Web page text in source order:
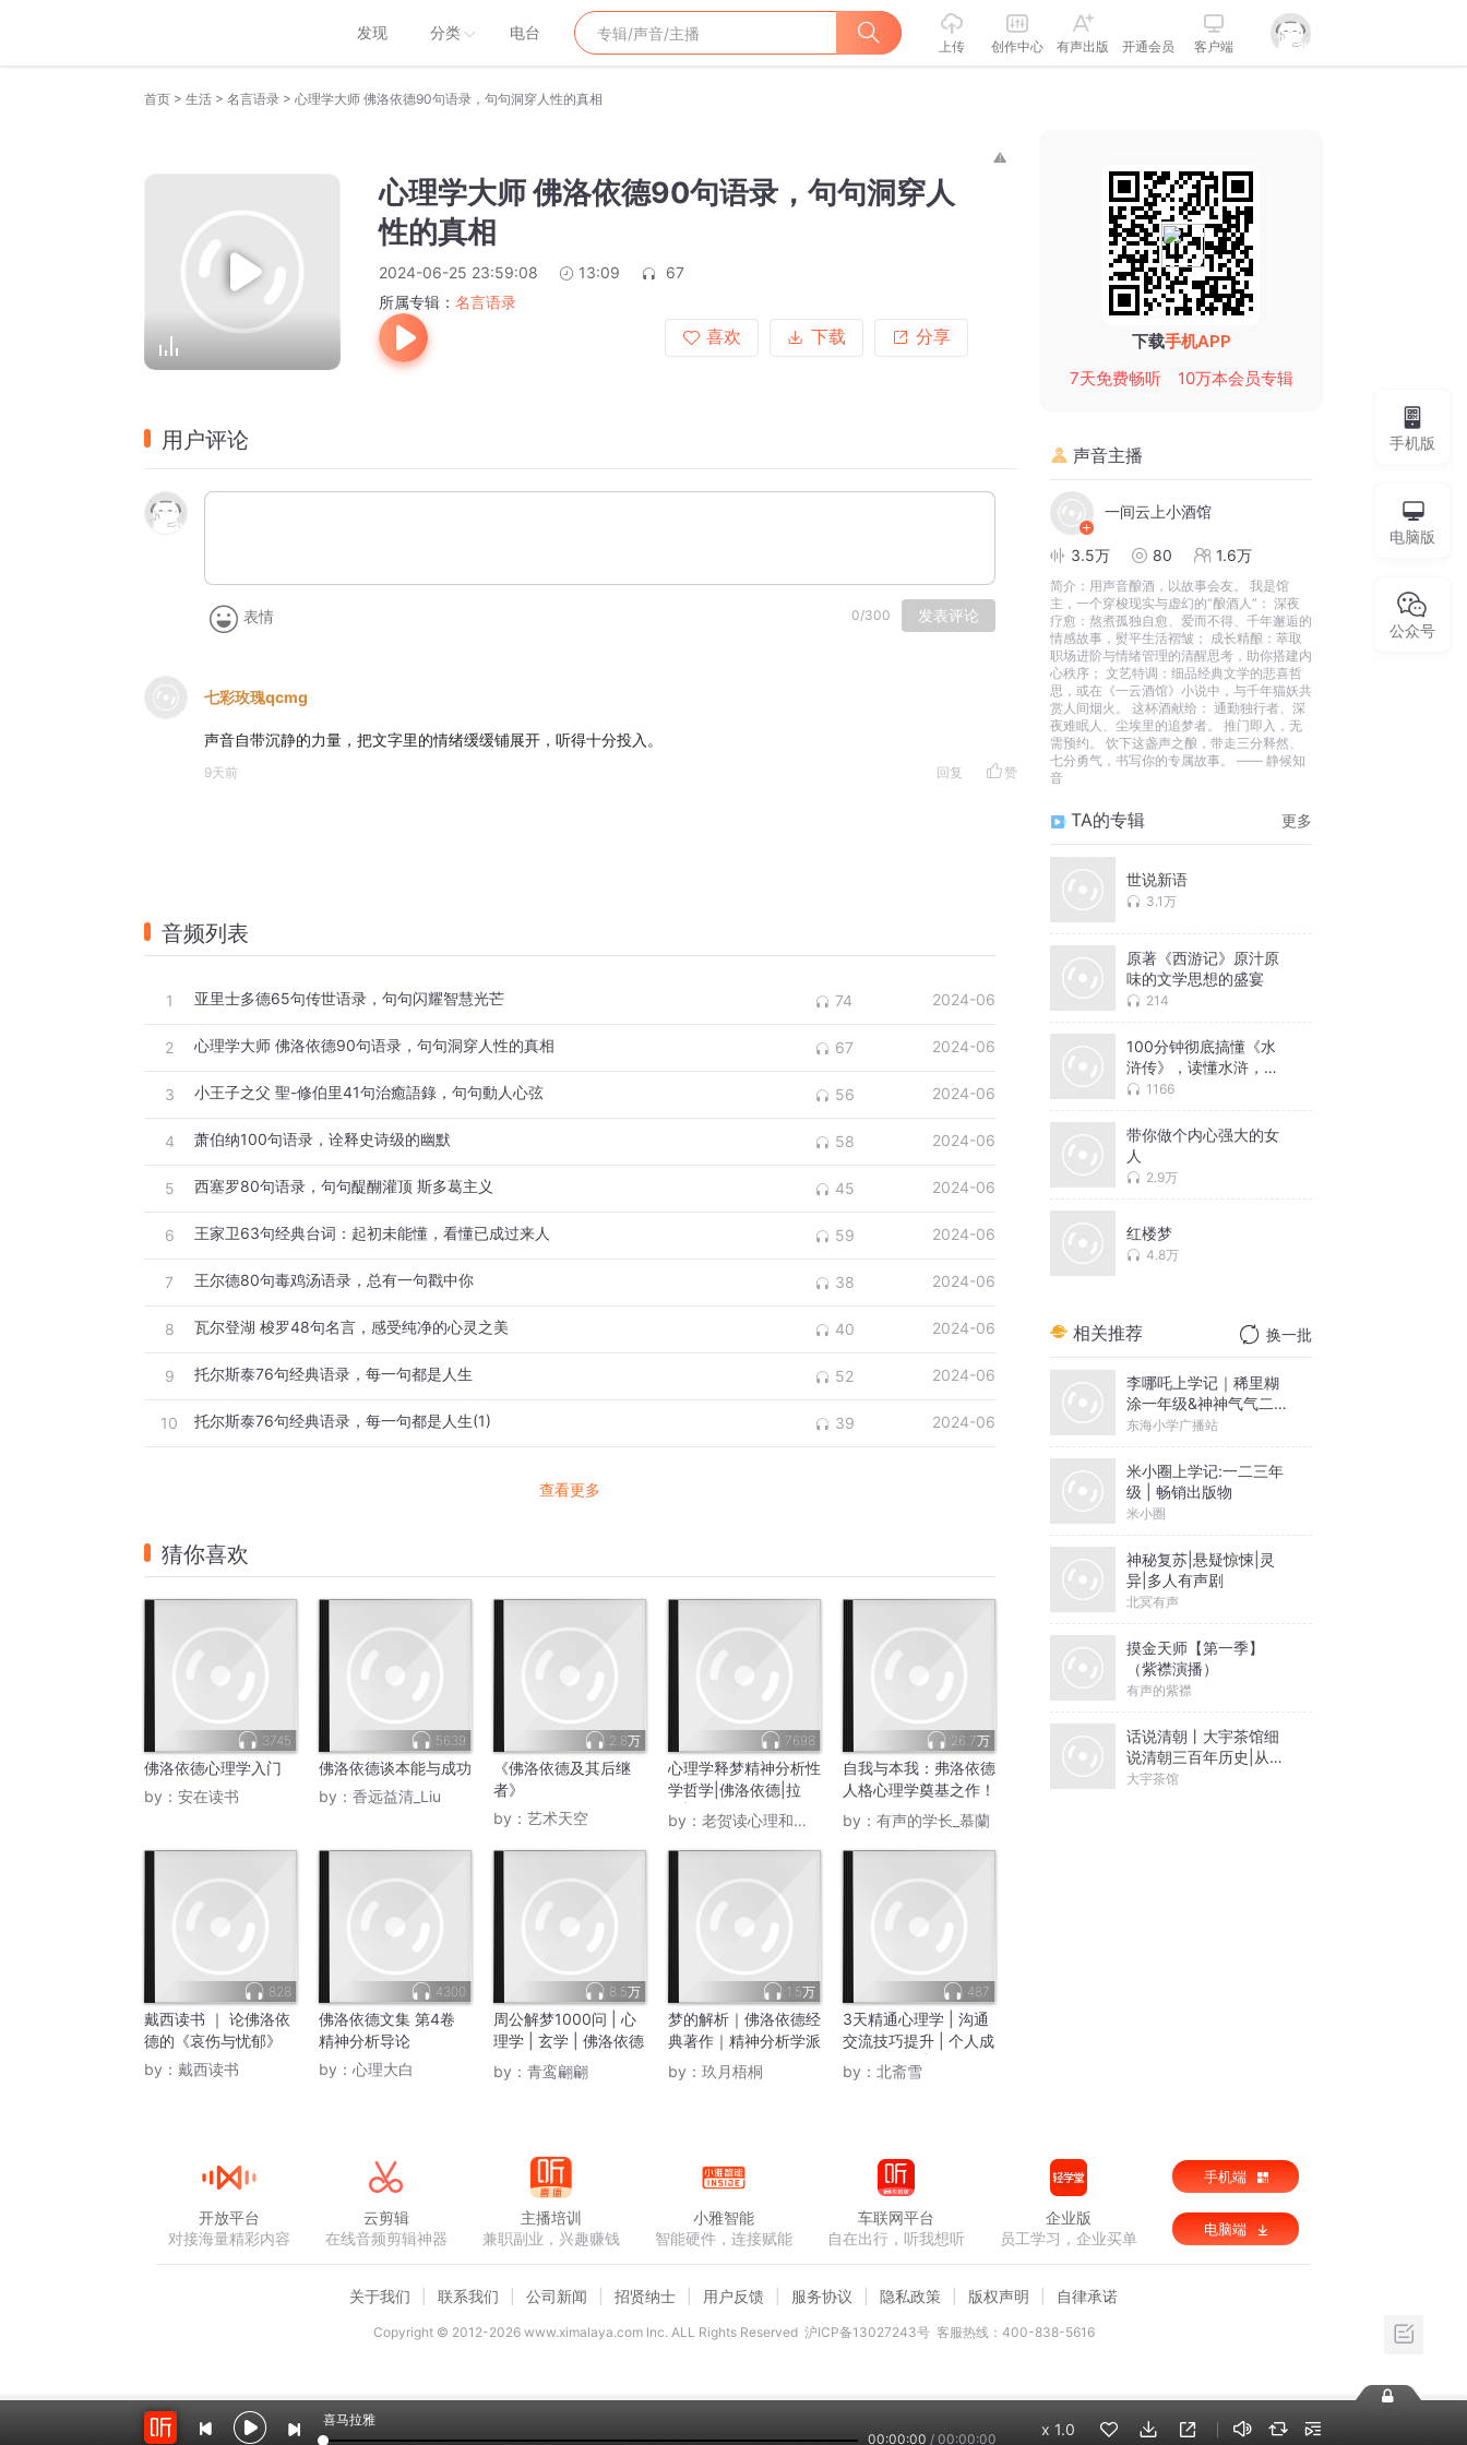
发现 分类 电台
上传 创作中心 有声出版 开通会员 客户端
首页 > 生活 > 名言语录 > 心理学大师 佛洛依德90句语录，句句洞穿人性的真相
心理学大师 佛洛依德90句语录，句句洞穿人
性的真相
2024-06-25 23:59:08 13:09
67
所属专辑： 名言语录
喜欢
下载 分享
用户评论
表情 0/300 发表评论
七彩玫瑰qcmg
声音自带沉静的力量，把文字里的情绪缓缓铺展开，听得十分投入。
9天前 回复 赞
音频列表
1 亚里士多德65句传世语录，句句闪耀智慧光芒 74 2024-06
2 心理学大师 佛洛依德90句语录，句句洞穿人性的真相 67 2024-06
3 小王子之父 聖-修伯里41句治癒語錄，句句動人心弦 56 2024-06
4 萧伯纳100句语录，诠释史诗级的幽默 58 2024-06
5 西塞罗80句语录，句句醍醐灌顶 斯多葛主义 45 2024-06
6 王家卫63句经典台词：起初未能懂，看懂已成过来人 59 2024-06
7 王尔德80句毒鸡汤语录，总有一句戳中你 38 2024-06
8 瓦尔登湖 梭罗48句名言，感受纯净的心灵之美 40 2024-06
9 托尔斯泰76句经典语录，每一句都是人生 52 2024-06
10 托尔斯泰76句经典语录，每一句都是人生(1) 39 2024-06
查看更多
猜你喜欢
3745
佛洛依德心理学入门
by： 安在读书
5639
佛洛依德谈本能与成功
by： 香远益清_Liu
2.8万
《佛洛依德及其后继
者》
by： 艺术天空
7698
心理学释梦精神分析性
学哲学|佛洛依德|拉
康|齐泽克
by： 老贺读心理和电影
26.7万
自我与本我：弗洛依德
人格心理学奠基之作！
心理学经典书目
by： 有声的学长_慕蘭
828
戴西读书 ｜ 论佛洛依
德的《哀伤与忧郁》
by： 戴西读书
4300
佛洛依德文集 第4卷
精神分析导论
by： 心理大白
8.5万
周公解梦1000问 | 心
理学 | 玄学 | 佛洛依德
《梦的解析》
by： 青鸾翩翩
1.5万
梦的解析｜佛洛依德经
典著作｜精神分析学派
奠基之作
by： 玖月梧桐
487
3天精通心理学 | 沟通
交流技巧提升 | 个人成
长职场晋升 | 佛洛依德
解梦
by： 北斋雪
下载手机APP
7天免费畅听
10万本会员专辑
声音主播
一间云上小酒馆
3.5万 80 1.6万
简介： 用声音酿酒，以故事会友。 我是馆
主，一个穿梭现实与虚幻的“酿酒人”： 深夜
疗愈：熬煮孤独自愈、爱而不得、千年邂逅的
情感故事，熨平生活褶皱； 成长精酿：萃取
职场进阶与情绪管理的清醒思考，助你搭建内
心秩序； 文艺特调：细品经典文学的悲喜哲
思，或在《一云酒馆》小说中，与千年猫妖共
赏人间烟火。 这杯酒献给： 通勤独行者、深
夜难眠人、尘埃里的追梦者。 推门即入，无
需预约。 饮下这盏声之酿，带走三分释然、
七分勇气，书写你的专属故事。 —— 静候知
音
TA的专辑 更多
世说新语
3.1万
原著《西游记》原汁原
味的文学思想的盛宴
214
100分钟彻底搞懂《水
浒传》，读懂水浒，读
懂中国
1166
带你做个内心强大的女
人
2.9万
红楼梦
4.8万
相关推荐 换一批
李哪吒上学记｜稀里糊
涂一年级&神神气气二年
级
东海小学广播站
米小圈上学记:一二三年
级 | 畅销出版物
米小圈
神秘复苏|悬疑惊悚|灵
异|多人有声剧
北冥有声
摸金天师【第一季】
（紫襟演播）
有声的紫襟
话说清朝丨大宇茶馆细
说清朝三百年历史|从努
尔哈赤到末代皇帝溥仪|
大宇茶馆
手机版
电脑版
公众号
喜马拉雅
00:00:00 / 00:00:00
x 1.0
开放平台
对接海量精彩内容
云剪辑
在线音频剪辑神器
主播培训
兼职副业，兴趣赚钱
小雅智能
智能硬件，连接赋能
车联网平台
自在出行，听我想听
企业版
员工学习，企业买单
手机端
电脑端
关于我们 联系我们 公司新闻 招贤纳士 用户反馈 服务协议 隐私政策 版权声明 自律承诺
Copyright © 2012-2026www.ximalaya.com lnc. ALL Rights Reserved 沪ICP备13027243号 客服热线：400-838-5616